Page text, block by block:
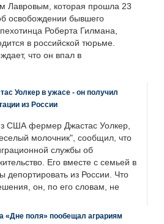
Лавровым, которая прошла 23
освобождении бывшего
Роберта Гилмана,
в российской тюрьме.
что он впал в
Уолкер в ужасе - он получил
из России
США фермер Джастас Уолкер,
молочник", сообщил, что
службы об
Его вместе с семьей в
из России. Что
он, по его словам, не
«Дне поля» пообещал аграриям